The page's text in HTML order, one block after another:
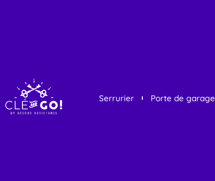
Serrurier Porte de garage